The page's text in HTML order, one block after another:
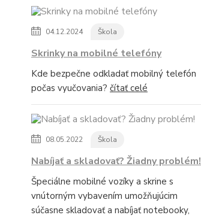
04.12.2024 Škola
Skrinky na mobilné telefóny
Kde bezpečne odkladať mobilný telefón
počas vyučovania? čítať celé
08.05.2022 Škola
Nabíjať a skladovať? Žiadny problém!
Špeciálne mobilné vozíky a skrine s
vnútorným vybavením umožňujúcim
súčasne skladovať a nabíjať notebooky,